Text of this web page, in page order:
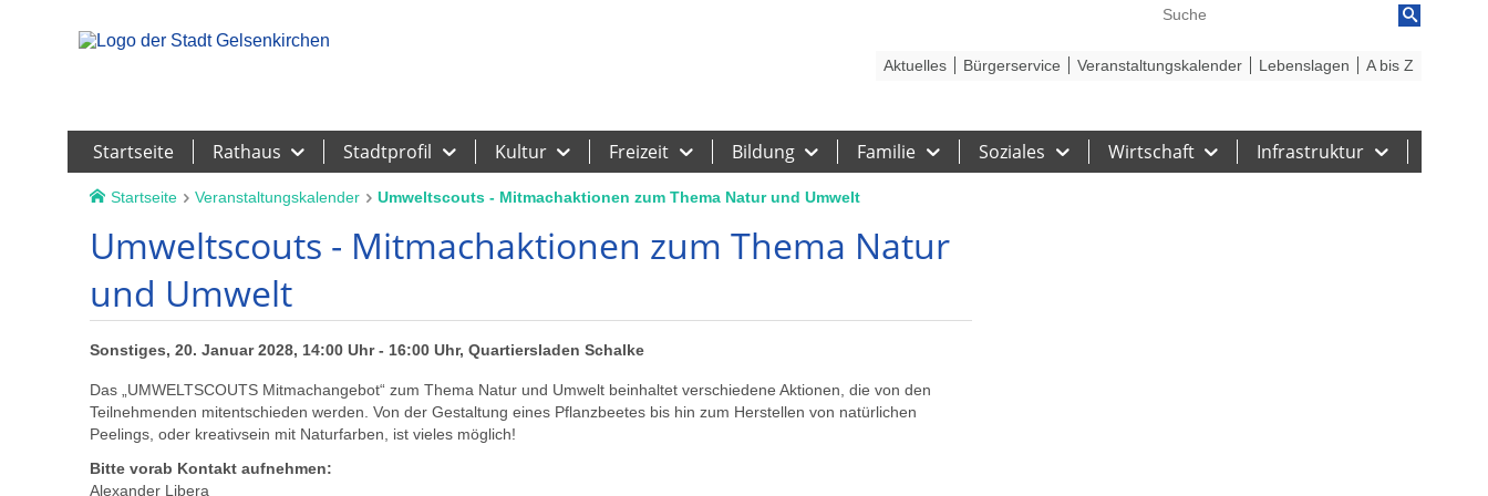
Startseite Rathaus Stadtprofil Kultur Freizeit Bildung Familie Soziales Wirtschaft Infrastruktur
Aktuelles Bürgerservice Veranstaltungskalender Lebenslagen A bis Z
Startseite Veranstaltungskalender Umweltscouts - Mitmachaktionen zum Thema Natur und Umwelt
Umweltscouts - Mitmachaktionen zum Thema Natur
und Umwelt
Sonstiges, 20. Januar 2028, 14:00 Uhr - 16:00 Uhr, Quartiersladen Schalke
Das „UMWELTSCOUTS Mitmachangebot“ zum Thema Natur und Umwelt beinhaltet verschiedene Aktionen, die von den
Teilnehmenden mitentschieden werden. Von der Gestaltung eines Pflanzbeetes bis hin zum Herstellen von natürlichen
Peelings, oder kreativsein mit Naturfarben, ist vieles möglich!
Bitte vorab Kontakt aufnehmen:
Alexander Libera